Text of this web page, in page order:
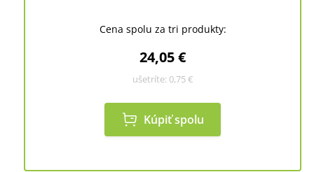
Cena spolu za tri produkty:
24,05 €
ušetríte: 0,75 €
Kúpiť spolu